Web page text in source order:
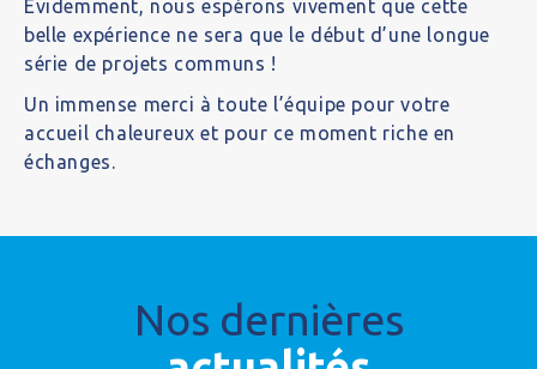
Evidemment, nous espérons vivement que cette
belle expérience ne sera que le début d’une longue
série de projets communs !
Un immense merci à toute l’équipe pour votre
accueil chaleureux et pour ce moment riche en
échanges.
Nos dernières